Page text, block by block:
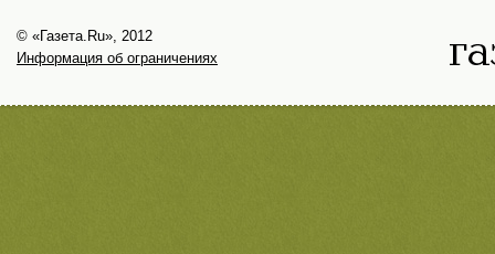
© «Газета.Ru», 2012
Информация об ограничениях